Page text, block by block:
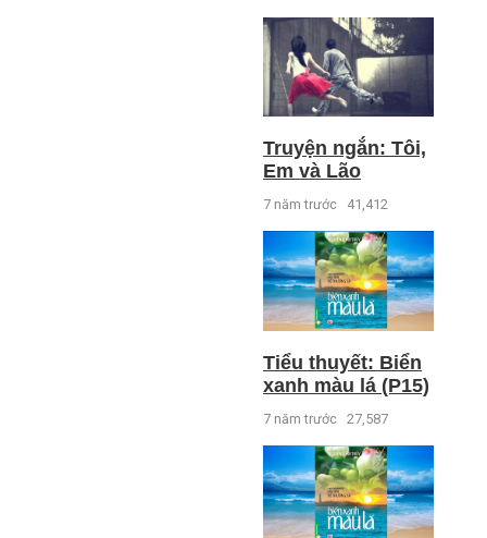
Truyện ngắn: Tôi,
Em và Lão
7 năm trước 41,412
Tiểu thuyết: Biển
xanh màu lá (P15)
7 năm trước 27,587